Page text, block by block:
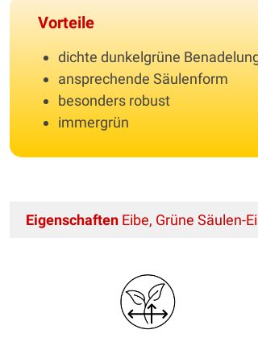
Vorteile
dichte dunkelgrüne
ansprechende Säulenform
besonders robust
immergrün
Eigenschaften Eibe, Grüne Säulen-